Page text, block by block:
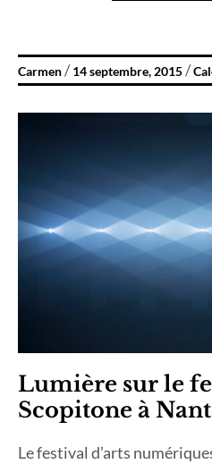
Carmen 14 septembre, 2015
Lumière sur le
Scopitone à
Le festival d’arts